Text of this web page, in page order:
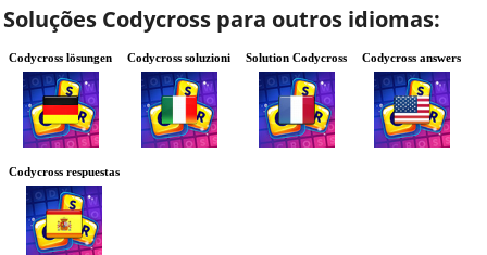
Soluções Codycross para outros idiomas:
Codycross lösungen Codycross soluzioni Solution Codycross Codycross answers
Codycross respuestas